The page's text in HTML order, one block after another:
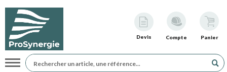
Devis Compte Panier
Navigation